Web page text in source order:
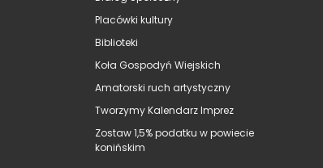
Placówki kultury
Biblioteki
Koła Gospodyń Wiejskich
Amatorski ruch artystyczny
Tworzymy Kalendarz Imprez
Zostaw 1,5% podatku w powiecie
konińskim